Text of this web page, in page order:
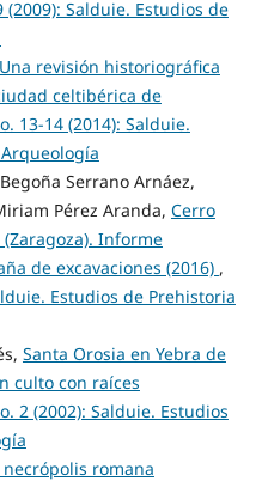
(2009): Salduie. Estudios de
Una revisión historiográfica
celtibérica de
13-14 (2014): Salduie.
Serrano Arnáez,
Pérez Aranda, Cerro
Informe
de excavaciones (2016) ,
Estudios de Prehistoria
Santa Orosia en Yebra de
culto con raíces
2 (2002): Salduie. Estudios
necrópolis romana